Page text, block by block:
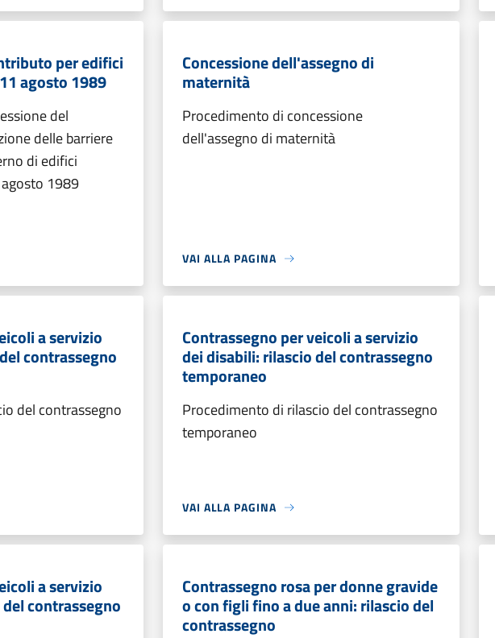
per edifici
agosto 1989
del
delle barriere
di edifici
1989
Concessione dell'assegno di
maternità
Procedimento di concessione
dell'assegno di maternità
VAI ALLA PAGINA
a servizio
contrassegno
del contrassegno
Contrassegno per veicoli a servizio
dei disabili: rilascio del contrassegno
temporaneo
Procedimento di rilascio del contrassegno
temporaneo
VAI ALLA PAGINA
a servizio
contrassegno
Contrassegno rosa per donne gravide
o con figli fino a due anni: rilascio del
contrassegno